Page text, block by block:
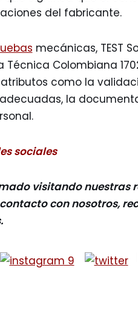
del fabricante.
mecánicas, TEST
Colombiana
atributos como la
la
sociales
visitando nuestras
con nosotros,